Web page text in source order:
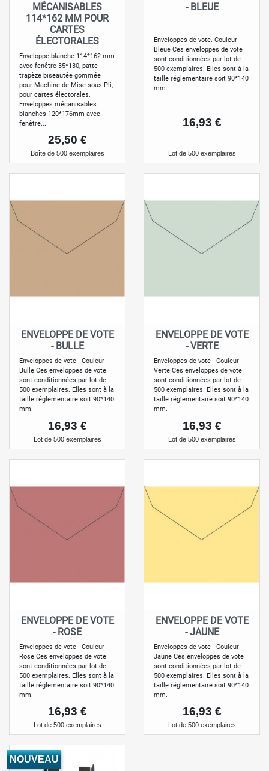
MÉCANISABLES
114*162 MM POUR
CARTES
ÉLECTORALES
Enveloppe blanche 114*162 mm
avec fenêtre 35*130, patte
trapèze biseautée gommée
pour Machine de Mise sous Pli,
pour cartes électorales.
Enveloppes mécanisables
blanches 120*176mm avec
fenêtre...
Prix
25,50 €
Boîte de 500 exemplaires
- BLEUE
Enveloppes de vote. Couleur
Bleue Ces enveloppes de vote
sont conditionnées par lot de
500 exemplaires. Elles sont à la
taille réglementaire soit 90*140
mm.
Prix
16,93 €
Lot de 500 exemplaires
ENVELOPPE DE VOTE
- BULLE
Enveloppes de vote - Couleur
Bulle Ces enveloppes de vote
sont conditionnées par lot de
500 exemplaires. Elles sont à la
taille réglementaire soit 90*140
mm.
Prix
16,93 €
Lot de 500 exemplaires
ENVELOPPE DE VOTE
- VERTE
Enveloppes de vote - Couleur
Verte Ces enveloppes de vote
sont conditionnées par lot de
500 exemplaires. Elles sont à la
taille réglementaire soit 90*140
mm.
Prix
16,93 €
Lot de 500 exemplaires
ENVELOPPE DE VOTE
- ROSE
Enveloppes de vote - Couleur
Rose Ces enveloppes de vote
sont conditionnées par lot de
500 exemplaires. Elles sont à la
taille réglementaire soit 90*140
mm.
Prix
16,93 €
Lot de 500 exemplaires
ENVELOPPE DE VOTE
- JAUNE
Enveloppes de vote - Couleur
Jaune Ces enveloppes de vote
sont conditionnées par lot de
500 exemplaires. Elles sont à la
taille réglementaire soit 90*140
mm.
Prix
16,93 €
Lot de 500 exemplaires
NOUVEAU